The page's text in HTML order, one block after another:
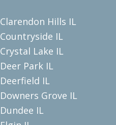
Clarendon Hills IL
Countryside IL
Crystal Lake IL
Deer Park IL
Deerfield IL
Downers Grove IL
Dundee IL